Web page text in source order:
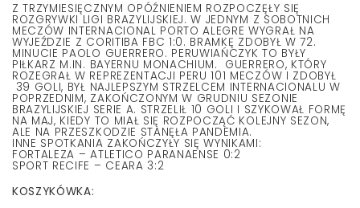
Z TRZYMIESIĘCZNYM OPÓŹNIENIEM ROZPOCZĘŁY SIĘ
ROZGRYWKI LIGI BRAZYLIJSKIEJ. W JEDNYM Z SOBOTNICH
MECZÓW INTERNACIONAL PORTO ALEGRE WYGRAŁ NA
WYJEŹDZIE Z CORITIBA FBC 1:0. BRAMKĘ ZDOBYŁ W 72.
MINUCIE PAOLO GUERRERO. PERUWIAŃCZYK TO BYŁY
PIŁKARZ M.IN. BAYERNU MONACHIUM. GUERRERO, KTÓRY
ROZEGRAŁ W REPREZENTACJI PERU 101 MECZÓW I ZDOBYŁ
39 GOLI, BYŁ NAJLEPSZYM STRZELCEM INTERNACIONALU W
POPRZEDNIM, ZAKOŃCZONYM W GRUDNIU SEZONIE
BRAZYLIJSKIEJ SERIE A. STRZELIŁ 10 GOLI I SZYKOWAŁ FORMĘ
NA MAJ, KIEDY TO MIAŁ SIĘ ROZPOCZĄĆ KOLEJNY SEZON,
ALE NA PRZESZKODZIE STANĘŁA PANDEMIA.
INNE SPOTKANIA ZAKOŃCZYŁY SIĘ WYNIKAMI:
FORTALEZA – ATLETICO PARANAENSE 0:2
SPORT RECIFE – CEARA 3:2
KOSZYKÓWKA: